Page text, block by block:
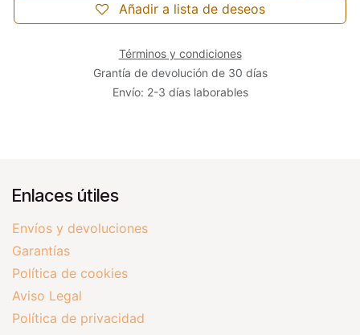
Añadir a lista de deseos
Términos y condiciones
Grantía de devolución de 30 días
Envío: 2-3 días laborables
Enlaces útiles
Envíos y devoluciones
Garantías
Política de cookies
Aviso Legal
Política de privacidad